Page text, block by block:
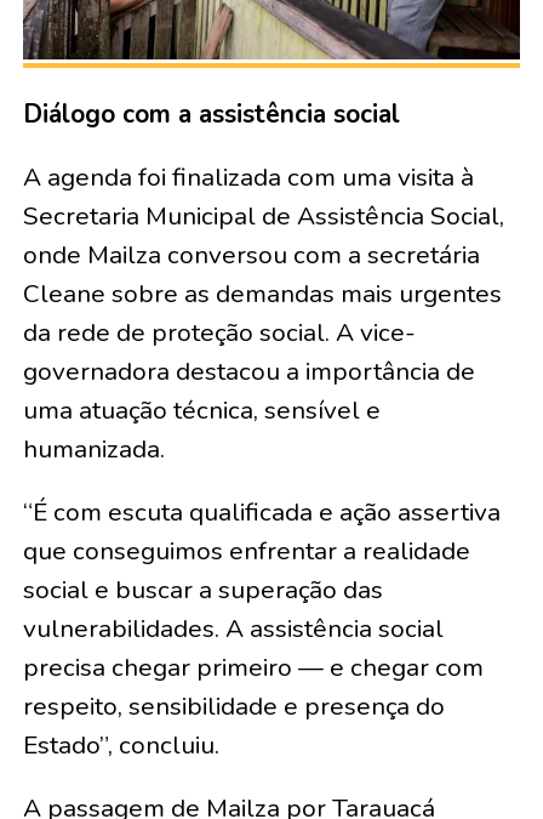
Diálogo com a assistência social
A agenda foi finalizada com uma visita à
Secretaria Municipal de Assistência Social,
onde Mailza conversou com a secretária
Cleane sobre as demandas mais urgentes
da rede de proteção social. A vice-
governadora destacou a importância de
uma atuação técnica, sensível e
humanizada.
“É com escuta qualificada e ação assertiva
que conseguimos enfrentar a realidade
social e buscar a superação das
vulnerabilidades. A assistência social
precisa chegar primeiro — e chegar com
respeito, sensibilidade e presença do
Estado”, concluiu.
A passagem de Mailza por Tarauacá